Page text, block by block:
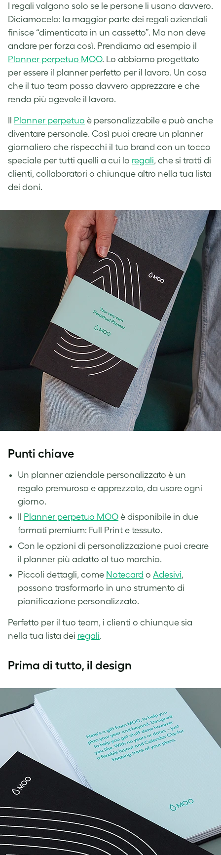
I regali valgono solo se le persone li usano davvero.
Diciamocelo: la maggior parte dei regali aziendali
finisce “dimenticata in un cassetto”. Ma non deve
andare per forza così. Prendiamo ad esempio il
Planner perpetuo MOO. Lo abbiamo progettato
per essere il planner perfetto per il lavoro. Un cosa
che il tuo team possa davvero apprezzare e che
renda più agevole il lavoro.
Il Planner perpetuo è personalizzabile e può anche
diventare personale. Così puoi creare un planner
giornaliero che rispecchi il tuo brand con un tocco
speciale per tutti quelli a cui lo regali, che si tratti di
clienti, collaboratori o chiunque altro nella tua lista
dei doni.
Punti chiave
Un planner aziendale personalizzato è un
regalo premuroso e apprezzato, da usare ogni
giorno.
Planner perpetuo MOO è disponibile in due
formati premium: Full Print e tessuto.
Con le opzioni di personalizzazione puoi creare
il planner più adatto al tuo marchio.
Piccoli dettagli, come Notecard o Adesivi,
possono trasformarlo in uno strumento di
pianificazione personalizzato.
Perfetto per il tuo team, i clienti o chiunque sia
nella tua lista dei regali.
Prima di tutto, il design